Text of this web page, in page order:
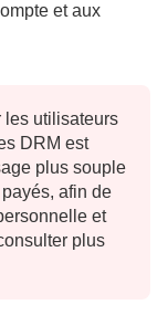
et aux
les utilisateurs
DRM est
plus souple
afin de
et
plus